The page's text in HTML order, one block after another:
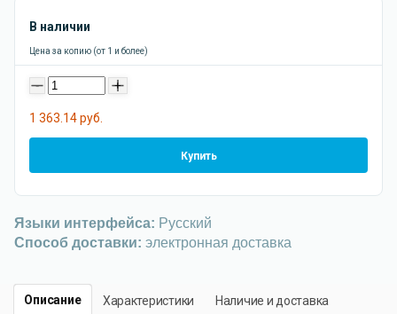
В наличии
Цена за копию (от 1 и более)
- +
1 363.14 руб.
Купить
Языки интерфейса: Русский
Способ доставки: электронная доставка
Описание Характеристики Наличие и доставка